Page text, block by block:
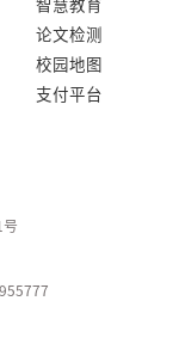
智慧教育
论文检测
校园地图
支付平台
号